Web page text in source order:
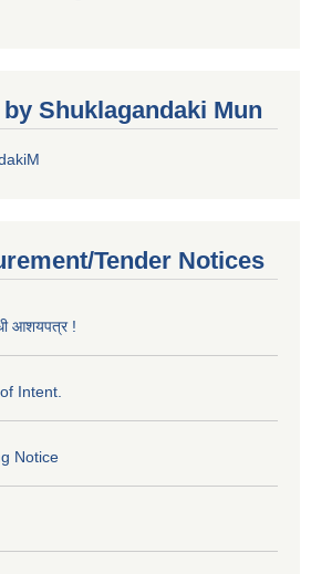
Shuklagandaki Mun
Tender Notices
आशयपत्र !
Intent.
Notice